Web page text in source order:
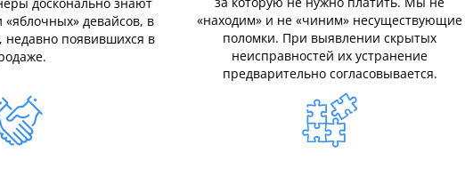
девайсов, в
недавно появившихся в
«находим» и не «чиним» несуществующие
поломки. При выявлении скрытых
неисправностей их устранение
предварительно согласовывается.